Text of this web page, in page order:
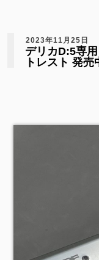
2023年11月25日
デリカD:5専
トレスト 発売